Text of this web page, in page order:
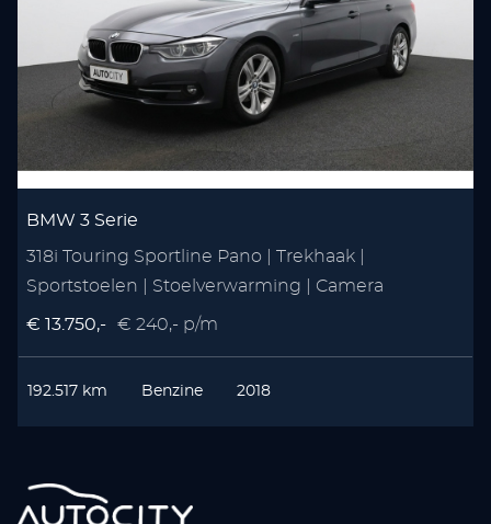
BMW 3 Serie
318i Touring Sportline Pano | Trekhaak |
Sportstoelen | Stoelverwarming | Camera
€ 13.750,- € 240,- p/m
192.517 km Benzine 2018